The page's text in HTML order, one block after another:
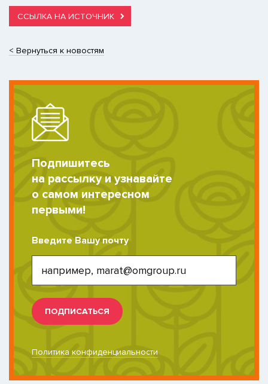
ССЫЛКА НА ИСТОЧНИК
< Вернуться к новостям
Подпишитесь
на рассылку и узнавайте
о самом интересном
первыми!
Введите Вашу почту
ПОДПИСАТЬСЯ
Политика конфиденциальности